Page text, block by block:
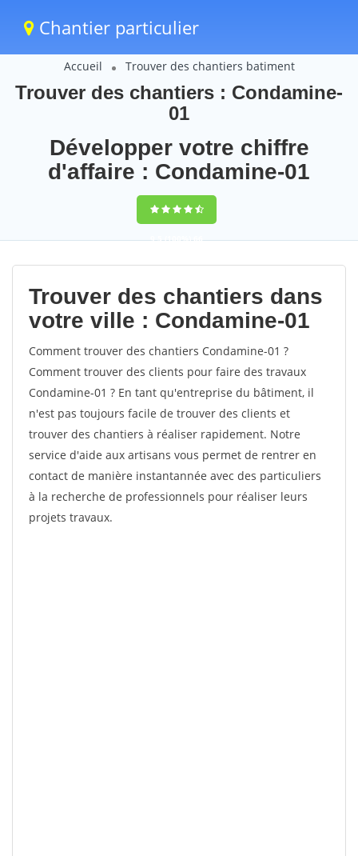
Chantier particulier
Accueil Trouver des chantiers batiment
Trouver des chantiers : Condamine-
01
Développer votre chiffre
d'affaire : Condamine-01
9,5(100%)66
votes
Trouver des chantiers dans
votre ville : Condamine-01
Comment trouver des chantiers Condamine-01 ?
Comment trouver des clients pour faire des travaux
Condamine-01 ? En tant qu'entreprise du bâtiment, il
n'est pas toujours facile de trouver des clients et
trouver des chantiers à réaliser rapidement. Notre
service d'aide aux artisans vous permet de rentrer en
contact de manière instantannée avec des particuliers
à la recherche de professionnels pour réaliser leurs
projets travaux.